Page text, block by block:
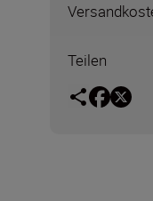
Teilen